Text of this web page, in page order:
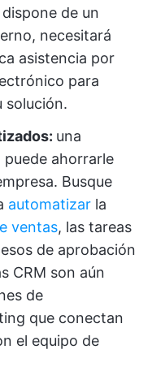
de un
necesitará
asistencia por
para
solución.
una
puede ahorrarle
Busque
automatizar la
ventas, las tareas
de aprobación
CRM son aún
de
que conectan
el equipo de